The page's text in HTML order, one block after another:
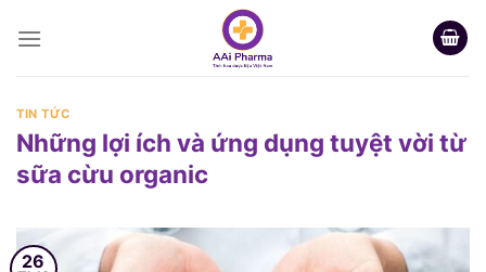
TIN TỨC
Những lợi ích và ứng dụng tuyệt vời từ
sữa cừu organic
26